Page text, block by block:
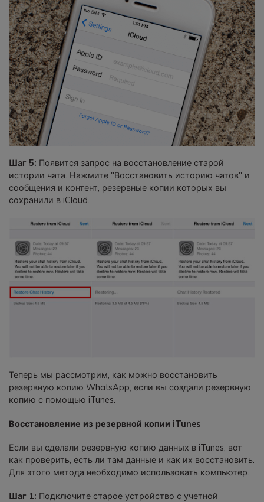
Шаг 5: Появится запрос на восстановление старой
истории чата. Нажмите "Восстановить историю чатов" и
сообщения и контент, резервные копии которых вы
сохранили в iCloud.
Теперь мы рассмотрим, как можно восстановить
резервную копию WhatsApp, если вы создали резервную
копию с помощью iTunes.
Восстановление из резервной копии iTunes
Если вы сделали резервную копию данных в iTunes, вот
как проверить, есть ли там данные и как их восстановить.
Для этого метода необходимо использовать компьютер.
Шаг 1: Подключите старое устройство с учетной